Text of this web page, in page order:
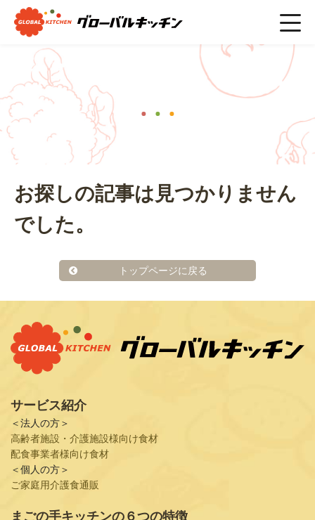
ホーム>#かまぼこ
お探しの記事は見つかりません
でした。
トップページに戻る
サービス紹介
＜法人の方＞
高齢者施設・介護施設様向け食材
配食事業者様向け食材
＜個人の方＞
ご家庭用介護食通販
まごの手キッチンの６つの特徴